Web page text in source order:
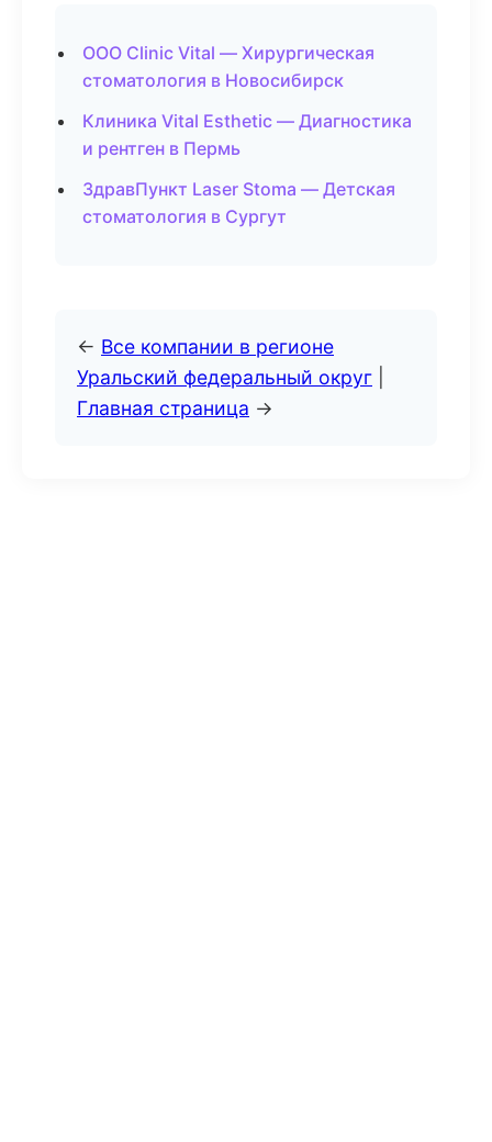
ООО Clinic Vital — Хирургическая
стоматология в Новосибирск
Клиника Vital Esthetic — Диагностика
и рентген в Пермь
ЗдравПункт Laser Stoma — Детская
стоматология в Сургут
← Все компании в регионе
Уральский федеральный округ
Главная страница →